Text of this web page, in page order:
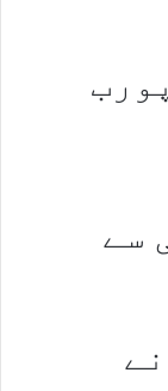
سے